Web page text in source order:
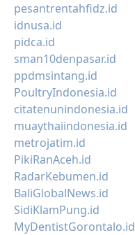
pesantrentahfidz.id
idnusa.id
pidca.id
sman10denpasar.id
ppdmsintang.id
PoultryIndonesia.id
citatenunindonesia.id
muaythaiindonesia.id
metrojatim.id
PikiRanAceh.id
RadarKebumen.id
BaliGlobalNews.id
SidiKlamPung.id
MyDentistGorontalo.id